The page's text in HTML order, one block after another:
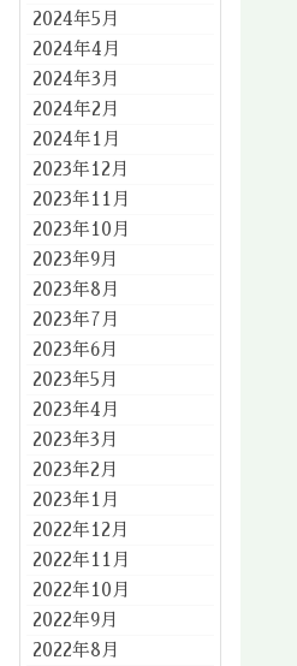
2024年5月
2024年4月
2024年3月
2024年2月
2024年1月
2023年12月
2023年11月
2023年10月
2023年9月
2023年8月
2023年7月
2023年6月
2023年5月
2023年4月
2023年3月
2023年2月
2023年1月
2022年12月
2022年11月
2022年10月
2022年9月
2022年8月